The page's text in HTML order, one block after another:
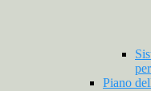
Piano